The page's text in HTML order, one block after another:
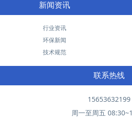
新闻资讯
行业资讯
环保新闻
技术规范
联系热线
15653632199
周一至周五